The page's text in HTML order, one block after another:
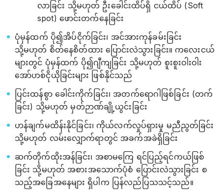
လာခြင်း သို့မဟုတ် ဦးခေါင်းထိပ်ရှိ ငယ်ထိပ် (Soft
spot) ဖောင်းတက်နေခြင်း
ပုံမှန်ထက် ပို၍အိပ်ငိုက်ခြင်း၊ အင်အားကုန်ခမ်းခြင်း
သို့မဟုတ် စိတ်နေစိတ်ထား ပြောင်းလဲသွားခြင်း။ ကလေးငယ်
များတွင် ပုံမှန်ထက် ပို၍ဂျီကျခြင်း သို့မဟုတ် စူးစူးဝါးဝါး
အော်ဟစ်ငိုယိုခြင်းများ ဖြစ်နိုင်သည်
ပြင်းထန်စွာ ခေါင်းကိုက်ခြင်း၊ အတက်ရောဂါဖြစ်ခြင်း (တက်
ခြင်း) သို့မဟုတ် မှတ်ဉာဏ်ချို့ယွင်းခြင်း
ဟန်ချက်မထိန်းနိုင်ခြင်း၊ ကိုယ်လက်လှုပ်ရှားမှု မညီညွတ်ခြင်း
သို့မဟုတ် လမ်းလျှောက်ရာတွင် အခက်အခဲရှိခြင်း
ဆက်တိုက်ထိုးအန်ခြင်း၊ အစာမကြေ ရင်ပြည့်ရင်ကယ်ဖြစ်
ခြင်း သို့မဟုတ် အစားအသောက်ပုံစံ ပြောင်းလဲသွားခြင်း စ
သည့်အခြေအနေများ ရှိပါက ပြန်လည်ပြသသင့်သည်။